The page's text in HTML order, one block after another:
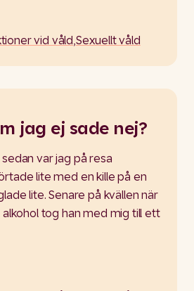
vid våld,Sexuellt våld
jag ej sade nej?
var jag på resa
lite med en kille på en
lite. Senare på kvällen när
tog han med mig till ett